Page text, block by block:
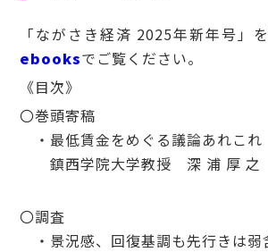
「ながさき経済 2025年新年号」
ebooksでご覧ください。
《目次》
〇巻頭寄稿
・最低賃金をめぐる議論あれこれ
鎮西学院大学教授 深 浦 厚 之
〇調査
・景況感、回復基調も先行きは弱